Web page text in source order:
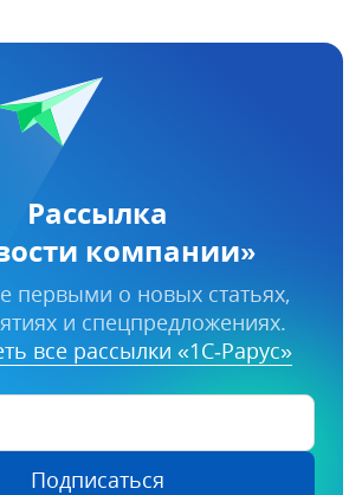
Рассылка
компании»
первыми о новых статьях,
и спецпредложениях.
все рассылки «1С‑Рарус»
Подписаться